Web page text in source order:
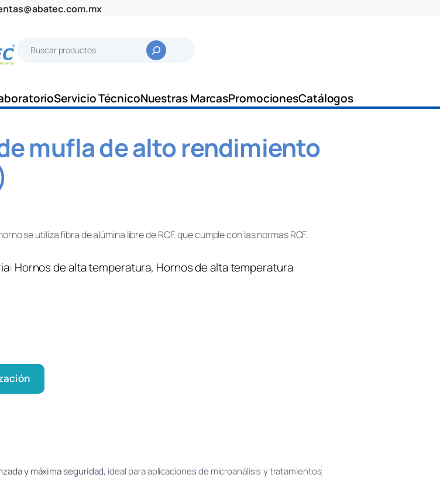
c
a
Servicio TécnicoNuestras MarcasPromocionesCatálogos
mufla de alto rendimiento
se utiliza fibra de alúmina libre de RCF, que cumple con las normas RCF.
Hornos de alta temperatura, Hornos de alta temperatura
y máxima seguridad, ideal para aplicaciones de microanálisis y tratamientos